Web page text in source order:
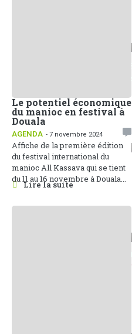
Le potentiel économique
du manioc en festival à
Douala
AGENDA - 7 novembre 2024
Affiche de la première édition
du festival international du
manioc All Kassava qui se tient
du 11 au 16 novembre à Douala...
Lire la suite